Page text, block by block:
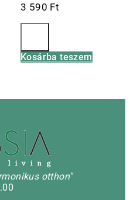
3 590 Ft
Kosárba teszem
o m e & l i v i n g
otthon"